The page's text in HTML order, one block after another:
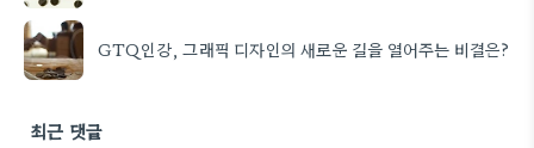
GTQ인강, 그래픽 디자인의 새로운 길을 열어주는 비결은?
최근 댓글